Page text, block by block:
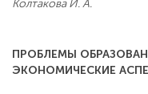
Колтакова И. А.
ПРОБЛЕМЫ
ЭКОНОМИЧЕСКИЕ